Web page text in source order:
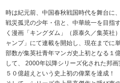
時は紀元前、中国春秋戦国時代を舞台に
戦災孤児の少年・信と、中華統一を目指
く漫画「キングダム」（原泰久／集英社
ャンプ」にて連載を開始し、現在までに
部数が集英社青年マンガ史上初となる１
して、 2000年以降シリーズ化された邦
５０億超えという史上初の偉業を達成！